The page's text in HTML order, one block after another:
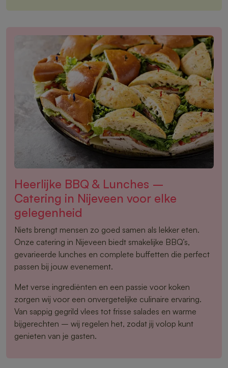
Heerlijke BBQ & Lunches –
Catering in Nijeveen voor elke
gelegenheid
Niets brengt mensen zo goed samen als lekker eten.
Onze catering in Nijeveen biedt smakelijke BBQ’s,
gevarieerde lunches en complete buffetten die perfect
passen bij jouw evenement.
Met verse ingrediënten en een passie voor koken
zorgen wij voor een onvergetelijke culinaire ervaring.
Van sappig gegrild vlees tot frisse salades en warme
bijgerechten – wij regelen het, zodat jij volop kunt
genieten van je gasten.